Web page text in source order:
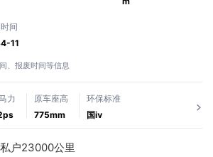
间
11
、报废时间等信息
力
原车座高
775mm
环保标准
国ⅳ
户23000公里